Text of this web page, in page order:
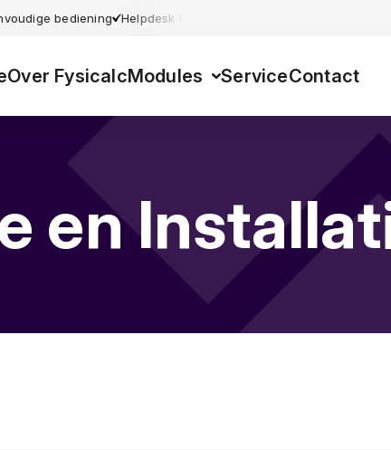
bediening Helpdesk beschikbaar
Over FysicalcModules ServiceContact
en